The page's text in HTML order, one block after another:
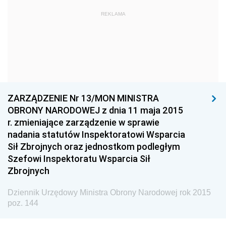
2019
2018
2017
2016
2015
z 22 grudnia 2015 pozycja 343
REKLAMA
ZARZĄDZENIE Nr 13/MON MINISTRA
OBRONY NARODOWEJ z dnia 11 maja 2015
r. zmieniające zarządzenie w sprawie
nadania statutów Inspektoratowi Wsparcia
Sił Zbrojnych oraz jednostkom podległym
Szefowi Inspektoratu Wsparcia Sił
Zbrojnych
Dziennik Urzędowy Ministra Obrony Narodowej rok 2015
poz. 144